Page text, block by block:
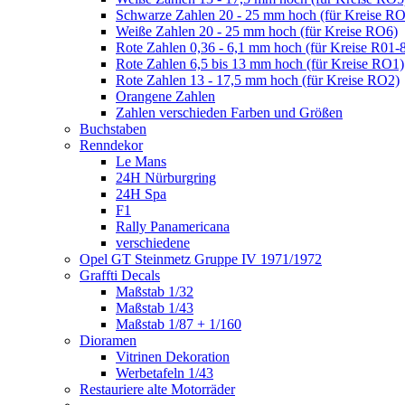
Schwarze Zahlen 20 - 25 mm hoch (für Kreise
Weiße Zahlen 20 - 25 mm hoch (für Kreise RO6)
Rote Zahlen 0,36 - 6,1 mm hoch (für Kreise R01-
Rote Zahlen 6,5 bis 13 mm hoch (für Kreise RO1)
Rote Zahlen 13 - 17,5 mm hoch (für Kreise RO2)
Orangene Zahlen
Zahlen verschieden Farben und Größen
Buchstaben
Renndekor
Le Mans
24H Nürburgring
24H Spa
F1
Rally Panamericana
verschiedene
Opel GT Steinmetz Gruppe IV 1971/1972
Graffti Decals
Maßstab 1/32
Maßstab 1/43
Maßstab 1/87 + 1/160
Dioramen
Vitrinen Dekoration
Werbetafeln 1/43
Restauriere alte Motorräder